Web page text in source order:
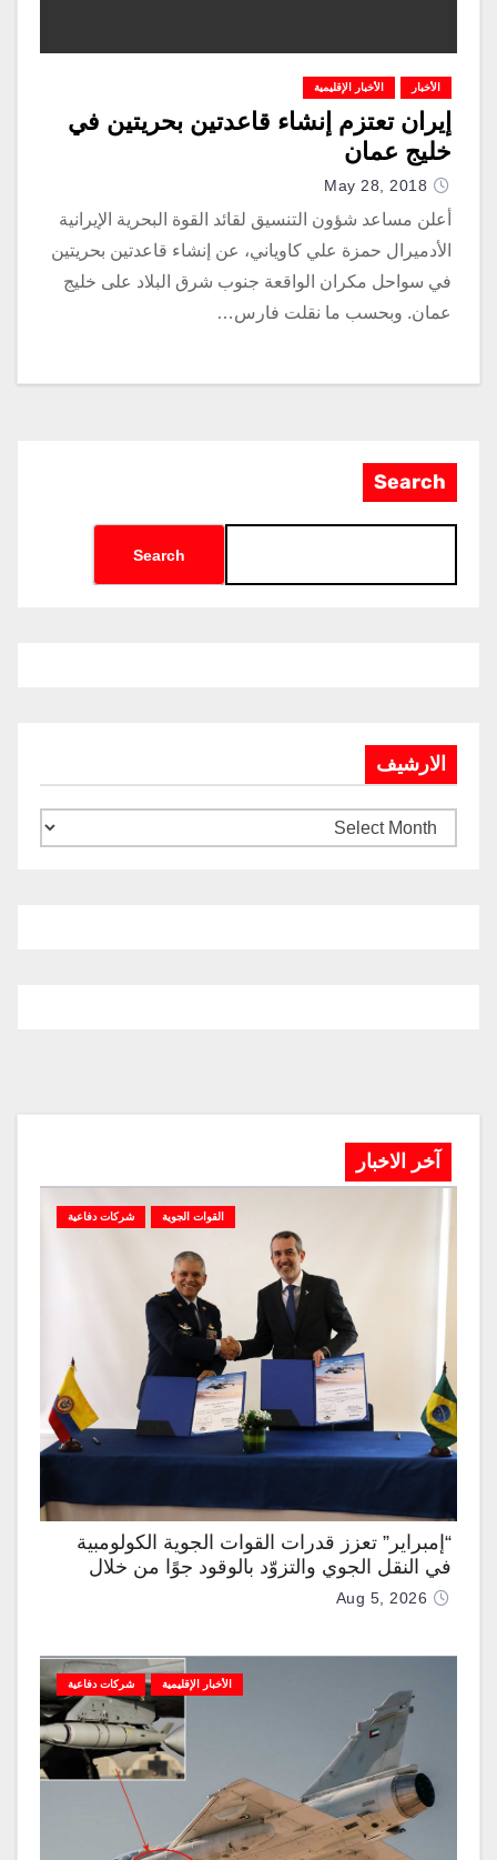
الأخبار الأخبار الإقليمية
إيران تعتزم إنشاء قاعدتين بحريتين في
خليج عمان
May 28, 2018
أعلن مساعد شؤون التنسيق لقائد القوة البحرية الإيرانية
الأدميرال حمزة علي كاوياني، عن إنشاء قاعدتين بحريتين
في سواحل مكران الواقعة جنوب شرق البلاد على خليج
عمان. وبحسب ما نقلت فارس…
Search
Search
الارشيف
آخر الاخبار
القوات الجوية شركات دفاعية
“إمبراير” تعزز قدرات القوات الجوية الكولومبية
في النقل الجوي والتزوّد بالوقود جوًا من خلال
تزويدها بطائرتي “كيه سي-390 ميلينيوم”
Aug 5, 2026
الأخبار الإقليمية شركات دفاعية